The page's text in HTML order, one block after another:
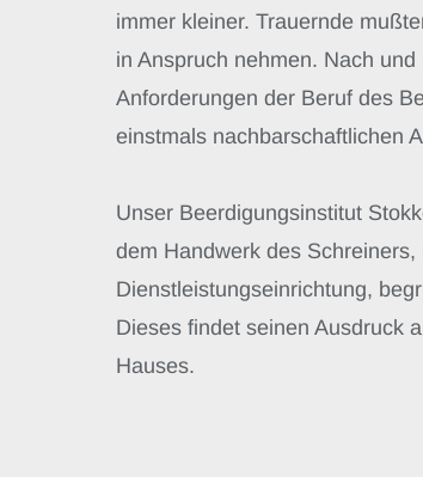
immer kleiner. Trauernde
in Anspruch nehmen. Nach
Anforderungen der Beruf des
einstmals nachbarschaftlichen
Unser Beerdigungsinstitut
dem Handwerk des
Dienstleistungseinrichtung,
Dieses findet seinen Ausdruck
Hauses.